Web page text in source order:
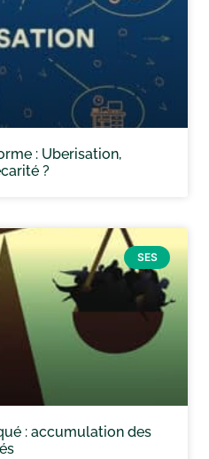
: Uberisation,
?
SES
: accumulation des